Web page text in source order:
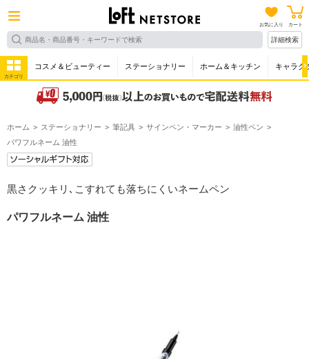
お気に入り カート
詳細検索
カテゴリ
コスメ＆ビューティー ステーショナリー ホーム＆キッチン キャラク
ホーム ステーショナリー 筆記具 サインペン・マーカー
油性ペン
パワフルネーム 油性
黒さクッキリ､こすれても落ちにくいネームペン
パワフルネーム 油性